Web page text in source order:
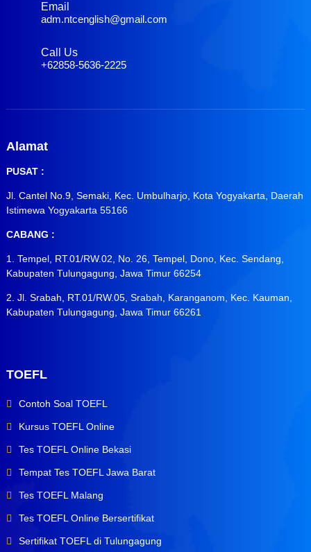
Email
adm.ntcenglish@gmail.com
Call Us
+62858-5636-2225
Alamat
PUSAT :
Jl. Cantel No.9, Semaki, Kec. Umbulharjo, Kota Yogyakarta, Daerah
Istimewa Yogyakarta 55166
CABANG :
1. Tempel, RT.01/RW.02, No. 26, Tempel, Dono, Kec. Sendang,
Kabupaten Tulungagung, Jawa Timur 66254
2. Jl. Srabah, RT.01/RW.05, Srabah, Karanganom, Kec. Kauman,
Kabupaten Tulungagung, Jawa Timur 66261
TOEFL
Contoh Soal TOEFL
Kursus TOEFL Online
Tes TOEFL Online Bekasi
Tempat Tes TOEFL Jawa Barat
Tes TOEFL Malang
Tes TOEFL Online Bersertifikat
Sertifikat TOEFL di Tulungagung